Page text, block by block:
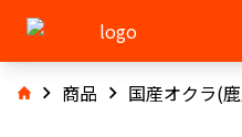
商品 国産オクラ(